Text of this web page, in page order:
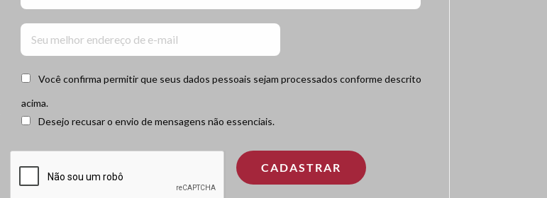
Você confirma permitir que seus dados pessoais sejam processados conforme descrito
acima.
Desejo recusar o envio de mensagens não essenciais.